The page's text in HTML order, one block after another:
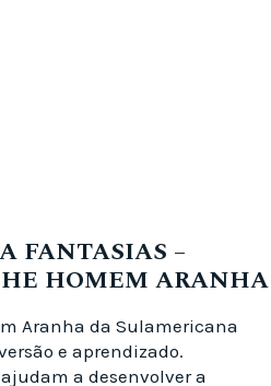
FANTASIAS –
HOMEM ARANHA
Aranha da Sulamericana
e aprendizado.
ajudam a desenvolver a